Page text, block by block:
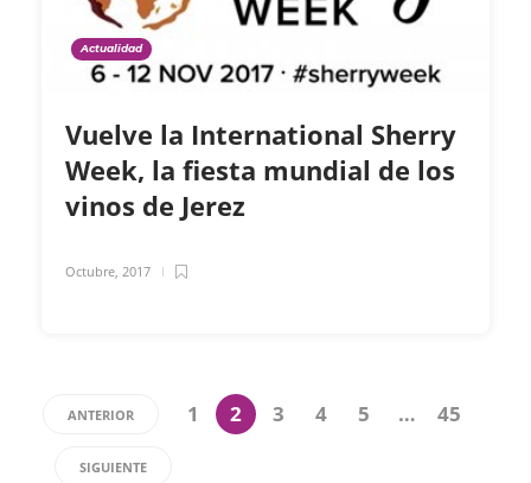
Actualidad
Vuelve la International Sherry
Week, la fiesta mundial de los
vinos de Jerez
Octubre, 2017
ANTERIOR 1 2 3 4 5 … 45
SIGUIENTE